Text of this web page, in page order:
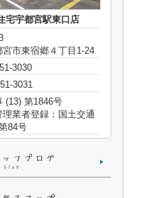
宅宇都宮駅東口店
宮市東宿郷４丁目1-24
3030
3031
(13) 第1846号
理業者登録：国土交通
84号